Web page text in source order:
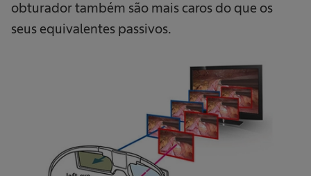
obturador também são mais caros do que os
seus equivalentes passivos.